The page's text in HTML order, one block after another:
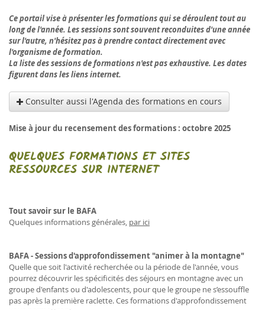
Ce portail vise à présenter les formations qui se déroulent tout au
long de l'année. Les sessions sont souvent reconduites d'une année
sur l'autre, n'hésitez pas à prendre contact directement avec
l'organisme de formation.
La liste des sessions de formations n'est pas exhaustive. Les dates
figurent dans les liens internet.
Consulter aussi l'Agenda des formations en cours
Mise à jour du recensement des formations : octobre 2025
QUELQUES FORMATIONS ET SITES
RESSOURCES SUR INTERNET
Tout savoir sur le BAFA
Quelques informations générales, par ici
BAFA - Sessions d'approfondissement "animer à la montagne"
Quelle que soit l'activité recherchée ou la période de l'année, vous
pourrez découvrir les spécificités des séjours en montagne avec un
groupe d'enfants ou d'adolescents, pour que le groupe ne s’essouffle
pas après la première raclette. Ces formations d'approfondissement